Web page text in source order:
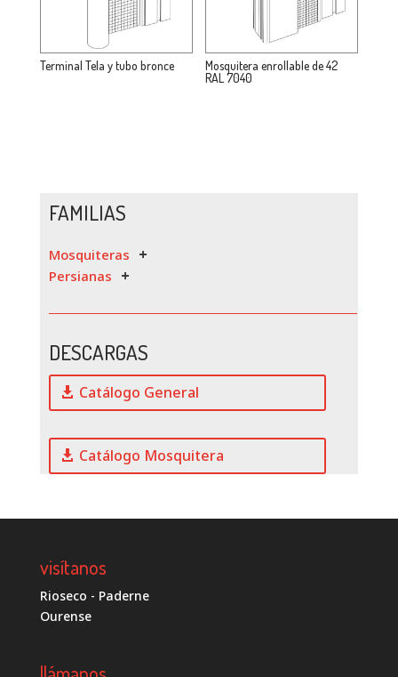
Terminal Tela y tubo bronce
Mosquitera enrollable de 42
RAL 7040
FAMILIAS
Mosquiteras
Persianas
DESCARGAS
Catálogo General
Catálogo Mosquitera
visítanos
Rioseco - Paderne
Ourense